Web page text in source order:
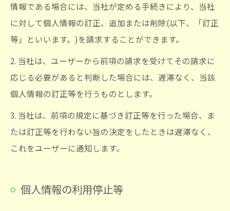
情報である場合には、当社が定める手続きにより、当社
に対して個人情報の訂正、追加または削除(以下、「訂正
等」といいます。)を請求することができます。
2. 当社は、ユーザーから前項の請求を受けてその請求に
応じる必要があると判断した場合には、遅滞なく、当該
個人情報の訂正等を行うものとします。
3. 当社は、前項の規定に基づき訂正等を行った場合、ま
たは訂正等を行わない旨の決定をしたときは遅滞なく、
これをユーザーに通知します。
個人情報の利用停止等